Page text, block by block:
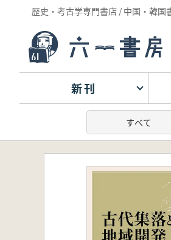
歴史・考古学専門書店 / 中国・韓国
新刊